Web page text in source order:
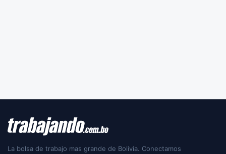
La bolsa de trabajo mas grande de Bolivia. Conectamos